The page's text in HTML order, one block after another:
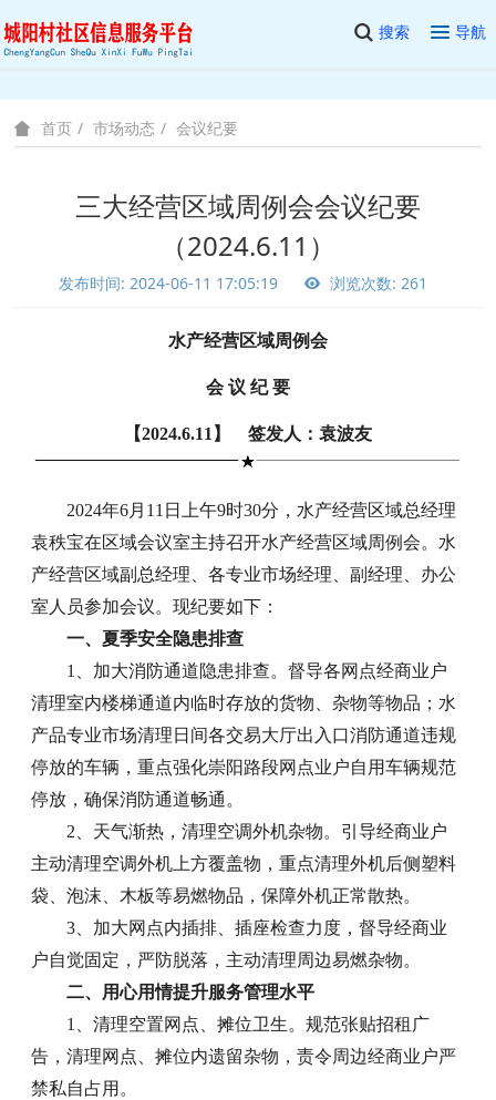
搜索 导航
首页 市场动态 会议纪要
三大经营区域周例会会议纪要
（2024.6.11）
发布时间: 2024-06-11 17:05:19 浏览次数: 261
水产经营区域周例会
会 议 纪 要
【2024.6.11】 签发人：袁波友
2024年6月11日上午9时30分，水产经营区域总经理
袁秩宝在区域会议室主持召开水产经营区域周例会。水
产经营区域副总经理、各专业市场经理、副经理、办公
室人员参加会议。现纪要如下：
一、夏季安全隐患排查
1、加大消防通道隐患排查。督导各网点经商业户
清理室内楼梯通道内临时存放的货物、杂物等物品；水
产品专业市场清理日间各交易大厅出入口消防通道违规
停放的车辆，重点强化崇阳路段网点业户自用车辆规范
停放，确保消防通道畅通。
2、天气渐热，清理空调外机杂物。引导经商业户
主动清理空调外机上方覆盖物，重点清理外机后侧塑料
袋、泡沫、木板等易燃物品，保障外机正常散热。
3、加大网点内插排、插座检查力度，督导经商业
户自觉固定，严防脱落，主动清理周边易燃杂物。
二、用心用情提升服务管理水平
1、清理空置网点、摊位卫生。规范张贴招租广
告，清理网点、摊位内遗留杂物，责令周边经商业户严
禁私自占用。